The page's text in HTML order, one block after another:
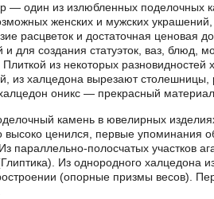
— один из излюбленных поделочных
женских и мужских
расцветок и достаточная ценовая
и для создания статуэток, ваз, блюд,
из некоторых
из халцедона вырезают столешницы,
оникс — прекрасный
камень в ювелирных
высоко ценился, первые упоминания
параллельно-полосчатых участков
Из однородного халцедона
(опорные призмы весов).